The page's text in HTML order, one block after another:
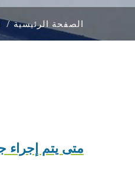
الصفحة الرئيسية
متى يتم إجراء